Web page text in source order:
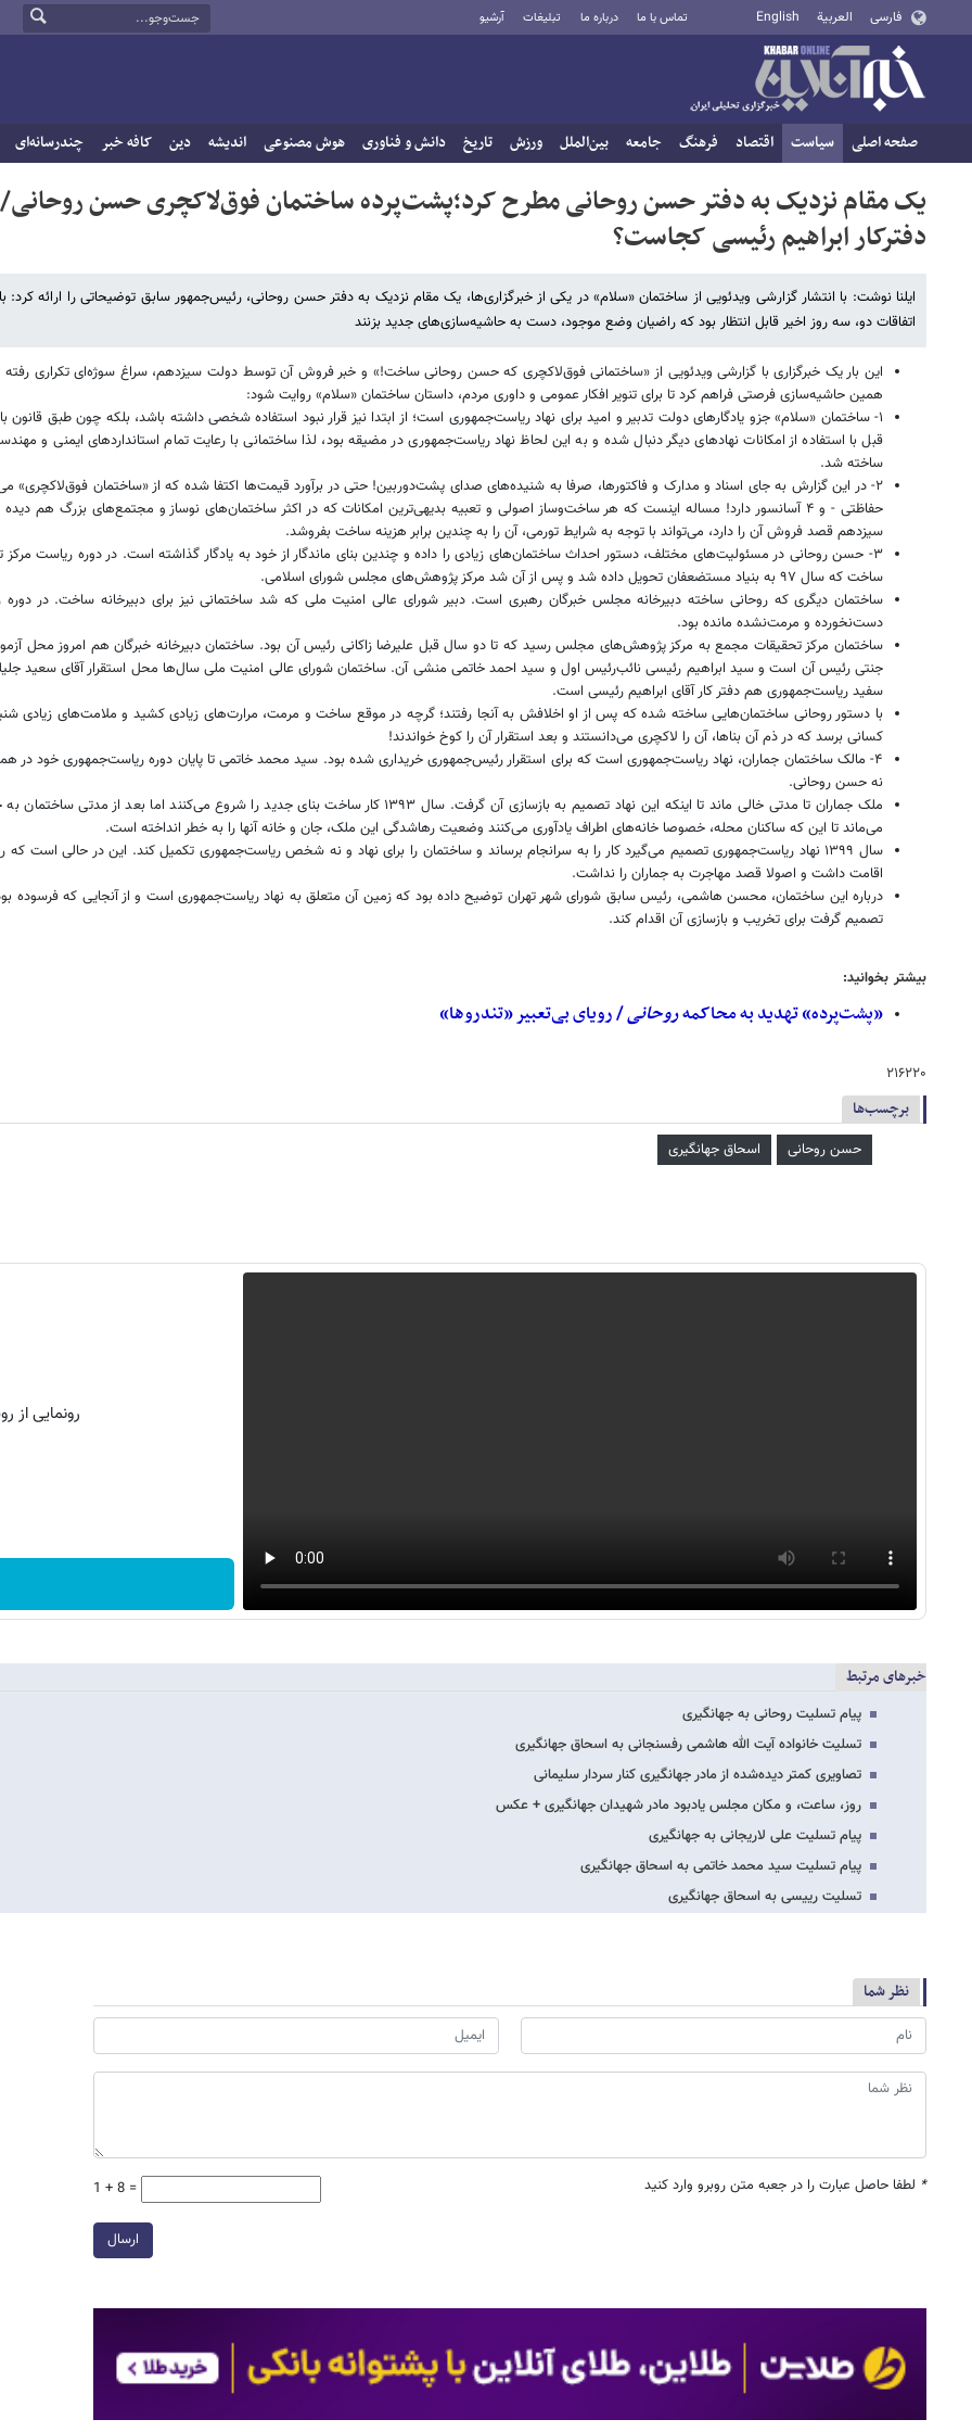
فارسی العربية English تماس با ما درباره ما تبلیغات آرشیو
صفحه اصلی سیاست اقتصاد فرهنگ جامعه بین‌الملل ورزش تاریخ دانش و فناوری هوش مصنوعی اندیشه دین کافه خبر چندرسانه‌ای
یک مقام نزدیک به دفتر حسن روحانی مطرح کرد؛پشت‌پرده ساختمان فوق‌لاکچری حسن روحانی/
دفترکار ابراهیم رئیسی کجاست؟
ایلنا نوشت: با انتشار گزارشی ویدئویی از ساختمان «سلام» در یکی از خبرگزاری‌ها، یک مقام نزدیک به دفتر حسن روحانی، رئیس‌جمهور سابق توضیحاتی را ارائه کرد:
اتفاقات دو، سه روز اخیر قابل انتظار بود که راضیان وضع موجود، دست به حاشیه‌سازی‌های جدید بزنند
این بار یک خبرگزاری با گزارشی ویدئویی از «ساختمانی فوق‌لاکچری که حسن روحانی ساخت!» و خبر فروش آن توسط دولت سیزدهم، سراغ سوژه‌ای تکراری رفته
همین حاشیه‌سازی فرصتی فراهم کرد تا برای تنویر افکار عمومی و داوری مردم، داستان ساختمان «سلام» روایت شود:
۱- ساختمان «سلام» جزو یادگارهای دولت تدبیر و امید برای نهاد ریاست‌جمهوری است؛ از ابتدا نیز قرار نبود استفاده شخصی داشته باشد، بلکه چون طبق
قبل با استفاده از امکانات نهادهای دیگر دنبال شده و به این لحاظ نهاد ریاست‌جمهوری در مضیقه بود، لذا ساختمانی با رعایت تمام استانداردهای ایمنی و
ساخته شد.
۲- در این گزارش به جای اسناد و مدارک و فاکتورها، صرفا به شنیده‌های صدای پشت‌دوربین! حتی در برآورد قیمت‌ها اکتفا شده که از «ساختمان
حفاظتی - و ۴ آسانسور دارد! مساله اینست که هر ساخت‌وساز اصولی و تعبیه بدیهی‌ترین امکانات که در اکثر ساختمان‌های نوساز و مجتمع‌های بزرگ هم
سیزدهم قصد فروش آن را دارد، می‌تواند با توجه به شرایط تورمی، آن را به چندین برابر هزینه ساخت بفروشد.
ساخت که سال ۹۷ به بنیاد مستضعفان تحویل داده شد و پس از آن شد مرکز پژوهش‌های مجلس شورای اسلامی.
دست‌نخورده و مرمت‌نشده مانده بود.
ساختمان مرکز تحقیقات مجمع به مرکز پژوهش‌های مجلس رسید که تا دو سال قبل علیرضا زاکانی رئیس آن بود. ساختمان دبیرخانه خبرگان هم امروز محل
سفید ریاست‌جمهوری هم دفتر کار آقای ابراهیم رئیسی است.
با دستور روحانی ساختمان‌هایی ساخته شده که پس از او اخلافش به آنجا رفتند؛ گرچه در موقع ساخت و مرمت، مرارت‌های زیادی کشید و ملامت‌های زیادی
کسانی برسد که در ذم آن بناها، آن را لاکچری می‌دانستند و بعد استقرار آن را کوخ خواندند!
۴- مالک ساختمان جماران، نهاد ریاست‌جمهوری است که برای استقرار رئیس‌جمهوری خریداری شده بود. سید محمد خاتمی تا پایان دوره ریاست‌جمهوری خود در
نه حسن روحانی.
ملک جماران تا مدتی خالی ماند تا اینکه این نهاد تصمیم به بازسازی آن گرفت. سال ۱۳۹۳ کار ساخت بنای
می‌ماند تا این که ساکنان محله، خصوصا خانه‌های اطراف یادآوری می‌کنند وضعیت رهاشدگی این ملک، جان و خانه‌ آنها را به خطر انداخته است.
سال ۱۳۹۹ نهاد ریاست‌جمهوری تصمیم می‌گیرد کار را به سرانجام برساند و ساختمان را برای نهاد و نه شخص ریاست‌جمهوری تکمیل کند. این در حالی
اقامت داشت و اصولا قصد مهاجرت به جماران را نداشت.
تصمیم گرفت برای تخریب و بازسازی آن اقدام کند.
بیشتر بخوانید:
«پشت‌پرده» تهدید به محاکمهروحانی/ رویای بی‌تعبیر «تندروها»
۲۱۶۲۲۰
برچسب‌ها
حسن روحانی اسحاق جهانگیری
رونمایی از
خبرهای مرتبط
پیام تسلیت روحانی به جهانگیری
تسلیت خانواده آیت الله هاشمی رفسنجانی به اسحاق جهانگیری
تصاویری کمتر دیده‌شده از مادر جهانگیری کنار سردار سلیمانی
روز، ساعت، و مکان مجلس یادبود مادر شهیدان جهانگیری + عکس
پیام تسلیت علی لاریجانی به جهانگیری
پیام تسلیت سید محمد خاتمی به اسحاق جهانگیری
تسلیت رییسی به اسحاق جهانگیری
نظر شما
* لطفا حاصل عبارت را در جعبه متن روبرو وارد کنید 1 + 8 =
ارسال